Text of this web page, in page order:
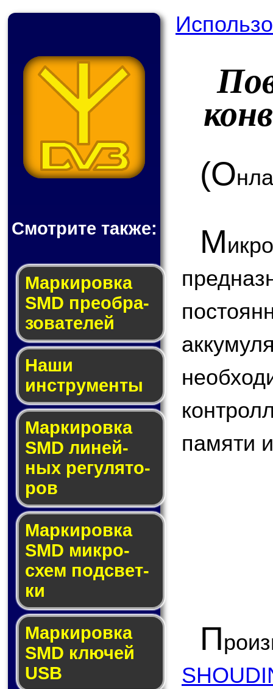
Смотрите также:
Мар­ки­ров­ка
SMD пре­об­ра­
зо­ва­те­лей
Наши
инструменты
Маркировка
SMD ли­ней­
ных ре­гу­ля­то­
ров
Маркировка
SMD мик­ро­
схем под­свет­
ки
Маркировка
SMD клю­чей
USB
(О
М
памяти
П